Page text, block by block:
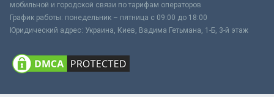
мобильной и городской связи по тарифам операторов
График работы: понедельник – пятница с 09:00 до 18:00
Юридический адрес: Украина, Киев, Вадима Гетьмана, 1-Б, 3-й этаж